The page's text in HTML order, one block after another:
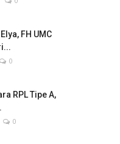
FH UMC
0
RPL Tipe A,
0